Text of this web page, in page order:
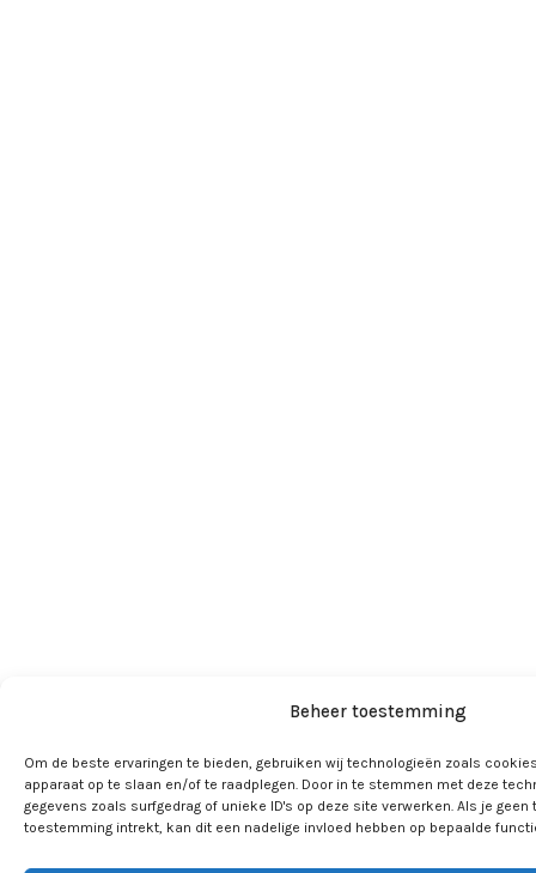
Beheer toestemming
Om de beste ervaringen te bieden, gebruiken wij technologieën zoals
apparaat op te slaan en/of te raadplegen. Door in te stemmen met deze
gegevens zoals surfgedrag of unieke ID's op deze site verwerken. Als je
toestemming intrekt, kan dit een nadelige invloed hebben op bepaalde